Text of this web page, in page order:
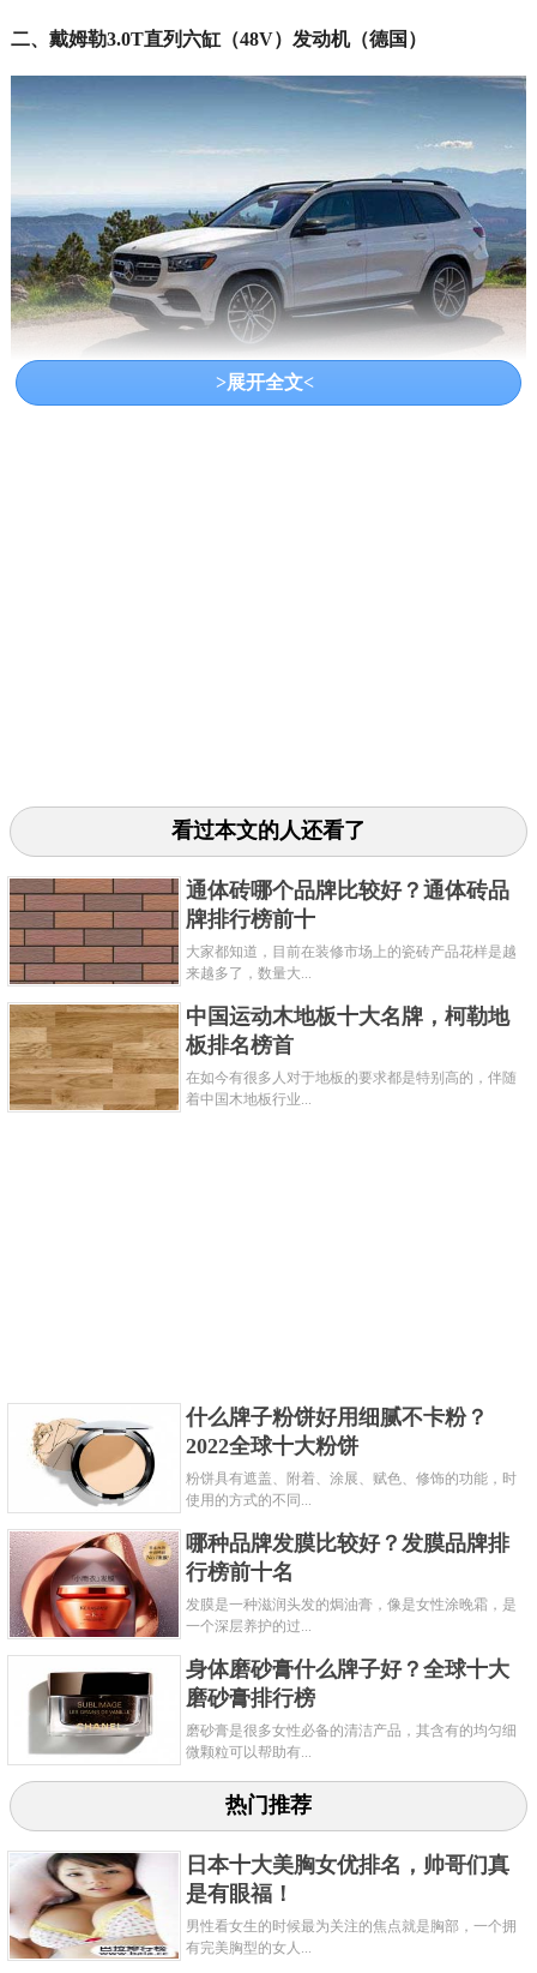
二、戴姆勒3.0T直列六缸（48V）发动机（德国）
但它的利润和销售额却惊人地名列前五名。奔驰的最
低级别汽车售价也在1.5万美元以上，而豪华汽车则在
10万美元以上，中间车型也在4万美元左右。比如在香
港市场，一辆奔驰S500L汽车，售价往往高达165万港
币。
三、菲亚特克莱斯勒3.6L V6（48V）发动机（意大利）
菲亚特汽车公司，是意大利著名汽车制造公司，世界
十大汽车公司之一，成立于1899年，总部位于意大利
北部都灵。菲亚特作为超过百年历史的经典品牌一直
菲亚特、克莱斯勒、Jeep、道奇、法拉利、玛莎拉蒂、
阿尔法·罗密欧、蓝旗亚、道奇RAM、SRT、
ABARTH、纽荷兰、FIAT PROFESSIONAL等。菲亚特
汽车公司是世界十大汽车公司之一，始建于1899年7
月，总部位于意大利都灵市，创始人是乔瓦尼.阿涅
利。当时，公司有30个股东，共有资产800,000里拉。
公司董事长为ludovico scarfiotti，副董事长emanuele
cacherano di bricherasio，giovanniagnelli当选为秘书
长。作为前骑士的giovanni agnelli在董事会成员内部以
其果断和独具的战略眼光显得尤为突出。它是世界上
第一个生产微型车的汽车生产厂家。公司全称是意大
>展开全文<
看过本文的人还看了
通体砖哪个品牌比较好？通体砖品
牌排行榜前十
大家都知道，目前在装修市场上的瓷砖产品花样是越
来越多了，数量大...
中国运动木地板十大名牌，柯勒地
板排名榜首
在如今有很多人对于地板的要求都是特别高的，伴随
着中国木地板行业...
什么牌子粉饼好用细腻不卡粉？
2022全球十大粉饼
粉饼具有遮盖、附着、涂展、赋色、修饰的功能，时
使用的方式的不同...
哪种品牌发膜比较好？发膜品牌排
行榜前十名
发膜是一种滋润头发的焗油膏，像是女性涂晚霜，是
一个深层养护的过...
身体磨砂膏什么牌子好？全球十大
磨砂膏排行榜
磨砂膏是很多女性必备的清洁产品，其含有的均匀细
微颗粒可以帮助有...
热门推荐
日本十大美胸女优排名，帅哥们真
是有眼福！
男性看女生的时候最为关注的焦点就是胸部，一个拥
有完美胸型的女人...